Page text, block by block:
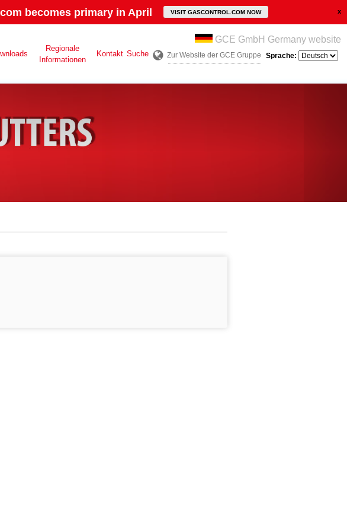
becomes primary in April VISIT GASCONTROL.COM NOW
Regionale
Informationen
Kontakt Suche
GCE GmbH Germany website
Zur Website der GCE Gruppe Sprache: